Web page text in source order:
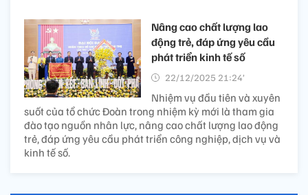
Nâng cao chất lượng lao
động trẻ, đáp ứng yêu cầu
phát triển kinh tế số
22/12/2025 21:24’
Nhiệm vụ đầu tiên và xuyên
suốt của tổ chức Đoàn trong nhiệm kỳ mới là tham gia
đào tạo nguồn nhân lực, nâng cao chất lượng lao động
trẻ, đáp ứng yêu cầu phát triển công nghiệp, dịch vụ và
kinh tế số.